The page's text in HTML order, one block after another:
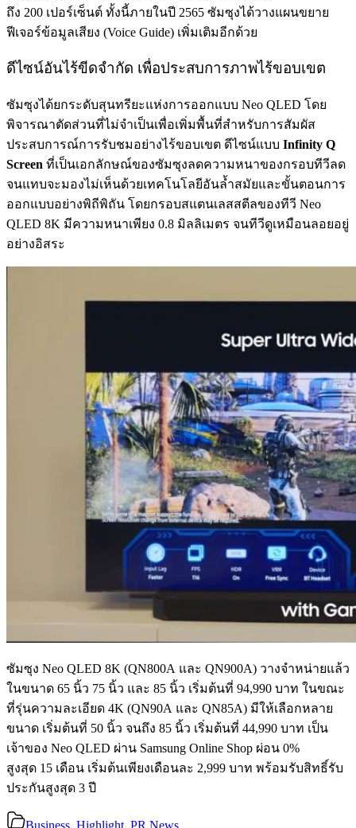
ถึง 200 เปอร์เซ็นต์ ทั้งนี้ภายในปี 2565 ซัมซุงได้วางแผนขยาย
ฟีเจอร์ข้อมูลเสียง (Voice Guide) เพิ่มเติมอีกด้วย
ดีไซน์อันไร้ขีดจำกัด เพื่อประสบการภาพไร้ขอบเขต
ซัมซุงได้ยกระดับสุนทรียะแห่งการออกแบบ Neo QLED โดย
พิจารณาตัดส่วนที่ไม่จำเป็นเพื่อเพิ่มพื้นที่สำหรับการสัมผัส
ประสบการณ์การรับชมอย่างไร้ขอบเขต ดีไซน์แบบ Infinity Q
Screen ที่เป็นเอกลักษณ์ของซัมซุงลดความหนาของกรอบทีวีลด
จนแทบจะมองไม่เห็นด้วยเทคโนโลยีอันล้ำสมัยและขั้นตอนการ
ออกแบบอย่างพิถีพิถัน โดยกรอบสแตนเลสสตีลของทีวี Neo
QLED 8K มีความหนาเพียง 0.8 มิลลิเมตร จนทีวีดูเหมือนลอยอยู่
อย่างอิสระ
ซัมซุง Neo QLED 8K (QN800A และ QN900A) วางจำหน่ายแล้ว
ในขนาด 65 นิ้ว 75 นิ้ว และ 85 นิ้ว เริ่มต้นที่ 94,990 บาท ในขณะ
ที่รุ่นความละเอียด 4K (QN90A และ QN85A) มีให้เลือกหลาย
ขนาด เริ่มต้นที่ 50 นิ้ว จนถึง 85 นิ้ว เริ่มต้นที่ 44,990 บาท เป็น
เจ้าของ Neo QLED ผ่าน Samsung Online Shop ผ่อน 0%
สูงสุด 15 เดือน เริ่มต้นเพียงเดือนละ 2,999 บาท พร้อมรับสิทธิ์รับ
ประกันสูงสุด 3 ปี